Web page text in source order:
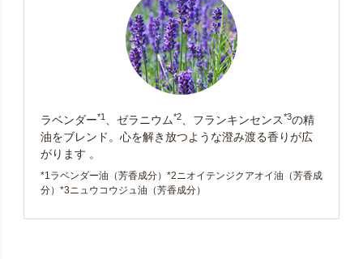
ラベンダー*1、ゼラニウム*2、フランキンセンス*3の精
油をブレンド。心を解き放つような澄み渡る香りが広
がります 。
*1ラベンダー油（芳香成分）*2ニオイテンジクアオイ油（芳香成
分）*3ニュウコウジュ油（芳香成分）